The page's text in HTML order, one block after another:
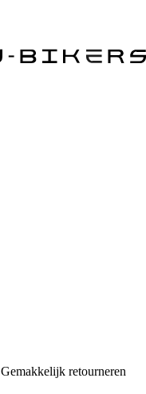
Gemakkelijk retourneren